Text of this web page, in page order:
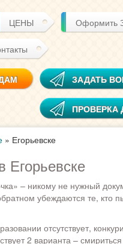
ЦЕНЫ Оформить
ЗАДАТЬ
ПРОВЕРКА
» Егорьевске
Егорьевске
– никому не нужный
убеждаются те, кто
отсутствует,
2 варианта –